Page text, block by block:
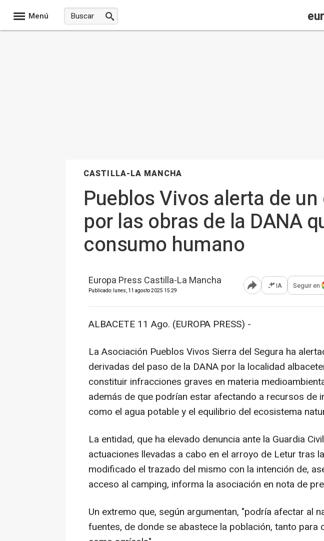
Menú
CASTILLA-LA MANCHA
Pueblos Vivos alerta de
por las obras de la DANA
consumo humano
Europa Press Castilla-La Mancha
Publicado: lunes, 11 agosto 2025 15:29 Abrir opciones para
IA Seguir en
ALBACETE 11 Ago. (EUROPA PRESS) -
La Asociación Pueblos Vivos Sierra del Segura ha
derivadas del paso de la DANA por la localidad
constituir infracciones graves en materia
además de que podrían estar afectando a recursos de
como el agua potable y el equilibrio del ecosistema
La entidad, que ha elevado denuncia ante la Guardia
actuaciones llevadas a cabo en el arroyo de Letur tras
modificado el trazado del mismo con la intención de,
acceso al camping, informa la asociación en nota de
Un extremo que, según argumentan, "podría afectar al
fuentes, de donde se abastece la población, tanto para